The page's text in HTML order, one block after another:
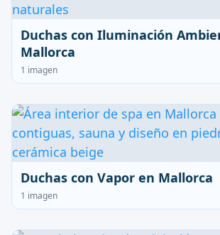
Duchas con Iluminación
Mallorca
1 imagen
Duchas con Vapor en Mallorca
1 imagen